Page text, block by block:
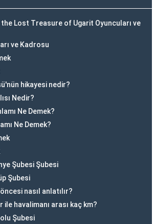
Lost Treasure of Ugarit Oyuncuları ve
ve Kadrosu
hikayesi nedir?
Nedir?
Ne Demek?
Ne Demek?
Şubesi Şubesi
Şubesi
nasıl anlatılır?
havalimanı arası kaç km?
Şubesi